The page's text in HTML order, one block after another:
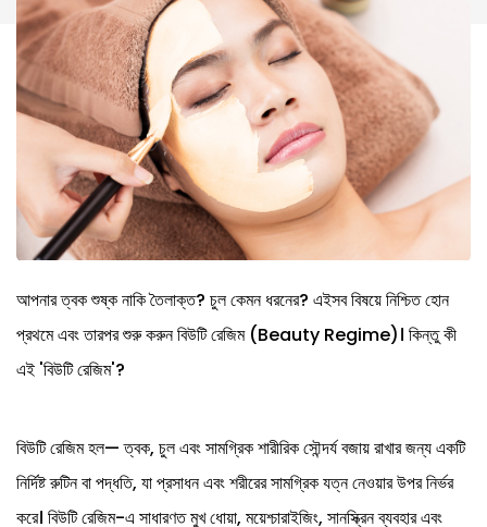
আপনার ত্বক শুষ্ক নাকি তৈলাক্ত? চুল কেমন ধরনের? এইসব বিষয়ে নিশ্চিত হোন
প্রথমে এবং তারপর শুরু করুন বিউটি রেজিম (Beauty Regime)। কিন্তু কী
এই 'বিউটি রেজিম'?
বিউটি রেজিম হল— ত্বক, চুল এবং সামগ্রিক শারীরিক সৌন্দর্য বজায় রাখার জন্য একটি
নির্দিষ্ট রুটিন বা পদ্ধতি, যা প্রসাধন এবং শরীরের সামগ্রিক যত্ন নেওয়ার উপর নির্ভর
করে। বিউটি রেজিম-এ সাধারণত মুখ ধোয়া, ময়েশ্চারাইজিং, সানস্ক্রিন ব্যবহার এবং